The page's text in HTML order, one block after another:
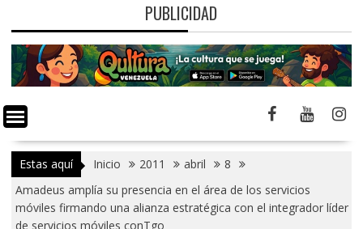
PUBLICIDAD
Estas aquí Inicio 2011 abril
8
Amadeus amplía su presencia en el área de los servicios
móviles firmando una alianza estratégica con el integrador líder
de servicios móviles conTgo